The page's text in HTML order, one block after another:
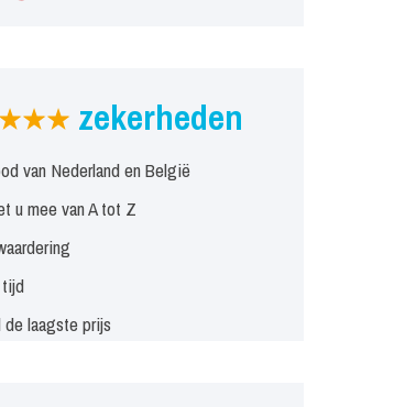
zekerheden
van Nederland en België
u mee van A tot Z
de laagste prijs